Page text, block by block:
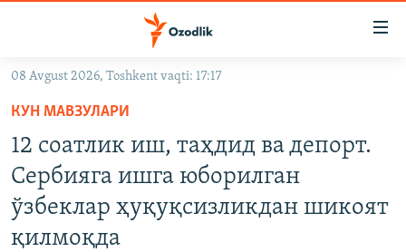
Асосий
ўтинг
Қидиришга
ўтинг
OZODARXIV
На русском
08 Avgust 2026, Toshkent vaqti: 17:17
КУН МАВЗУЛАРИ
12 соатлик иш, таҳдид ва депорт.
Сербияга ишга юборилган
ўзбеклар ҳуқуқсизликдан шикоят
қилмоқда